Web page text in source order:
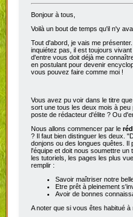
Bonjour à tous,
Voilà un bout de temps qu'il n'y
Tout d'abord, je vais me
inquiétez pas, il est toujours
d'entre vous doit déjà me
en postulant pour devenir
vous pouvez faire comme moi !
Vous avez pu voir dans le titre
sort une tous les deux mois à
poste de rédacteur d'élite ? Ou
Nous allons commencer par le
? Il faut bien distinguer les deux.
donjons ou des longues quêtes. Il
l'équipe et doit nous soumettre un
les tutoriels, les pages les plus
remplir :
Savoir maîtriser notre
Etre prêt à pleinement
Avoir de bonnes
A noter que si vous êtes habitué